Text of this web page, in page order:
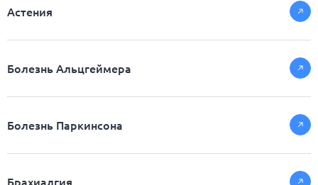
Астения
Болезнь Альцгеймера
Болезнь Паркинсона
Брахиалгия